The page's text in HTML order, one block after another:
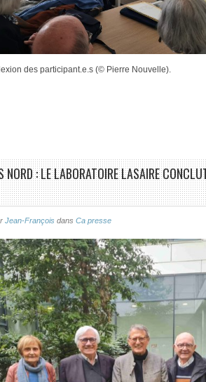
des participant.e.s (© Pierre Nouvelle).
NORD : LE LABORATOIRE LASAIRE
Jean-François dans Ca presse